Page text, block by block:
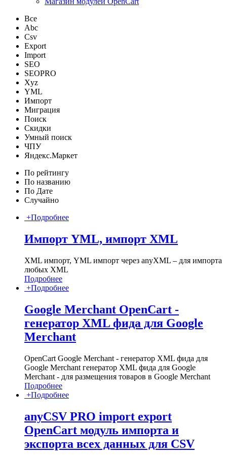
Все
Abc
Csv
Export
Import
SEO
SEOPRO
Xyz
YML
Импорт
Миграция
Поиск
Скидки
Умный поиск
ЧПУ
Яндекс.Маркет
По рейтингу
По названию
По Дате
Случайно
+Подробнее
Импорт YML, импорт XML
XML импорт, YML импорт через anyXML – для импорта
любых XML
Подробнее
+Подробнее
Google Merchant OpenCart -
генератор XML фида для Google
Merchant
OpenCart Google Merchant - генератор XML фида для
Google Merchant генератор XML фида для Google
Merchant - для размещения товаров в Google Merchant
Подробнее
+Подробнее
anyCSV PRO import export
OpenCart модуль импорта и
экспорта всех данных для CSV